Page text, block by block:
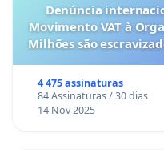
Denúncia
Movimento VAT à
Milhões são
4 475 assinaturas
84 Assinaturas / 30 dias
14 Nov 2025